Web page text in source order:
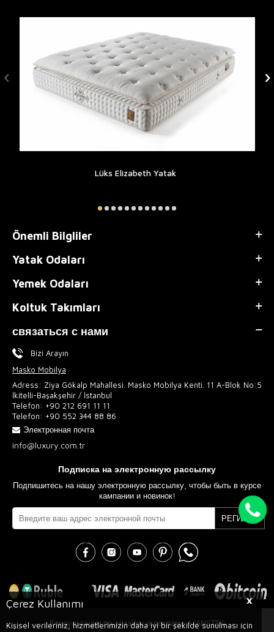
X
Çerez Kullanımı
Kişisel verileriniz, hizmetlerimizin daha iyi bir şekilde sunulması için
Lüks Elizabeth Yatak
Önemli Bilgliler
Yatak Odaları
Yemek Odaları
Koltuk Takımları
связаться с нами
Bizi Arayın
Masko Mobilya
Adress: Ziya Gökalp Mahallesi. Masko Mobilya Kenti. 11 A-Blok No:5
İkitelli-Başakşehir / İstanbul
Telefon: +90 212 691 11 11
Telefon: +90 552 344 88 86
Электронная почта
info@luxury.com.tr
Подписка на электронную рассылку
Подпишитесь на нашу электронную рассылку, чтобы быть в курсе
кампании и новинок!
РЕГИСТР
Консультации по дизайну и рекламе AJANSTEK